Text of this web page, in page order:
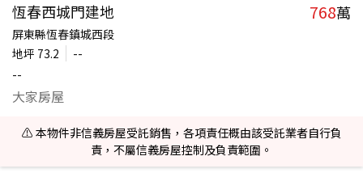
恆春西城門建地 768萬
屏東縣恆春鎮城西段
地坪 73.2
--
--
大家房屋
⚠️ 本物件非信義房屋受託銷售，各項責任概由該受託業者自行負
責，不屬信義房屋控制及負責範圍。